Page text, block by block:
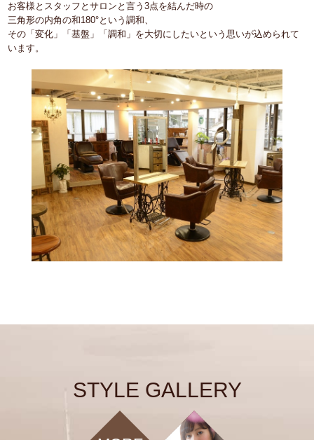
お客様とスタッフとサロンと言う3点を結んだ時の
三角形の内角の和180°という調和、
その「変化」「基盤」「調和」を大切にしたいという思いが込められて
います。
STYLE GALLERY